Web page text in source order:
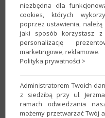
niezbędna dla
cookies, których
poprzez ustawienia,
jaki sposób korzystasz z
personalizację
marketingowe, reklamowe.
Polityka prywatności >
Administratorem Twoich
z siedzibą przy ul.
ramach odwiedzania
możemy przetwarzać Twój